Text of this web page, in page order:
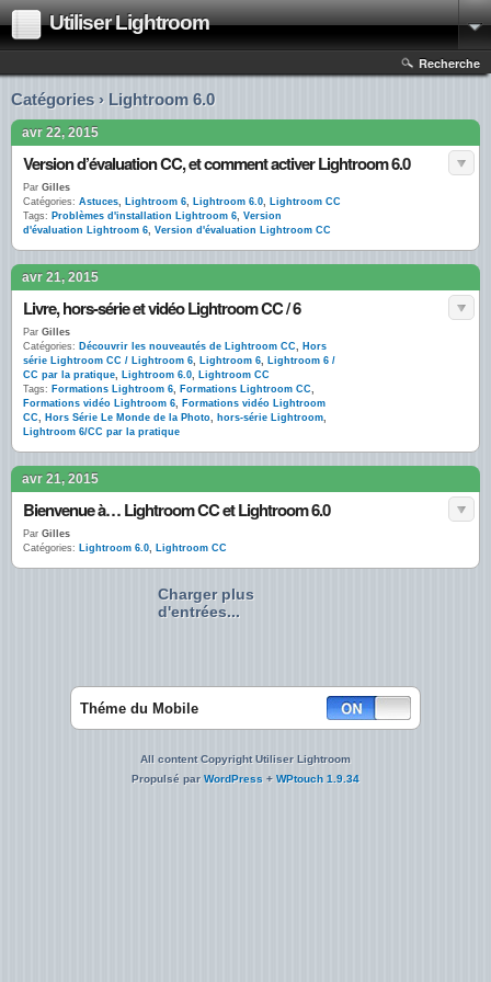
Utiliser Lightroom
Recherche
Catégories › Lightroom 6.0
avr 22, 2015
Version d’évaluation CC, et comment activer Lightroom 6.0
Par Gilles
Catégories: Astuces, Lightroom 6, Lightroom 6.0, Lightroom CC
Tags: Problèmes d'installation Lightroom 6, Version
d'évaluation Lightroom 6, Version d'évaluation Lightroom CC
avr 21, 2015
Livre, hors-série et vidéo Lightroom CC / 6
Par Gilles
Catégories: Découvrir les nouveautés de Lightroom CC, Hors
série Lightroom CC / Lightroom 6, Lightroom 6, Lightroom 6 /
CC par la pratique, Lightroom 6.0, Lightroom CC
Tags: Formations Lightroom 6, Formations Lightroom CC,
Formations vidéo Lightroom 6, Formations vidéo Lightroom
CC, Hors Série Le Monde de la Photo, hors-série Lightroom,
Lightroom 6/CC par la pratique
avr 21, 2015
Bienvenue à… Lightroom CC et Lightroom 6.0
Par Gilles
Catégories: Lightroom 6.0, Lightroom CC
Charger plus
d'entrées...
Théme du Mobile
All content Copyright Utiliser Lightroom
Propulsé parWordPress + WPtouch 1.9.34